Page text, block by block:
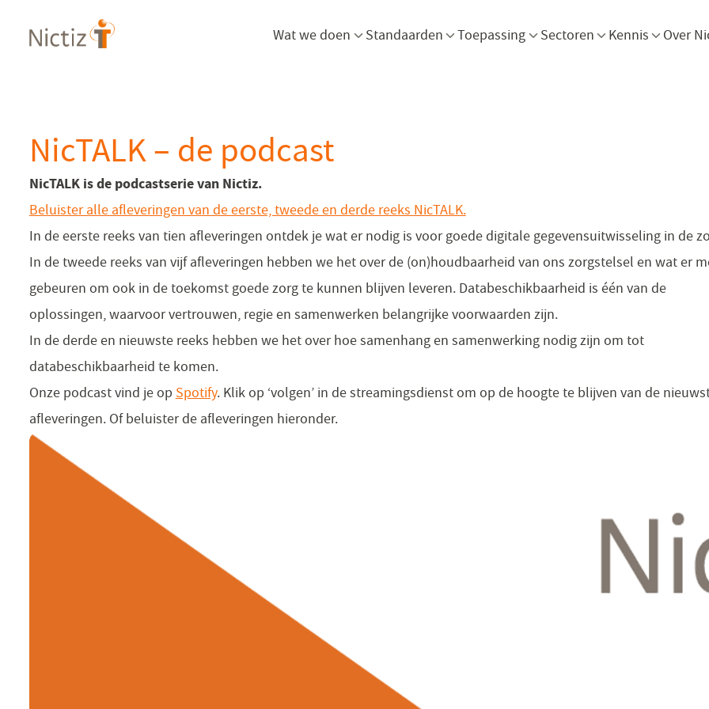
en
Wat we doen Menu openen
Standaarden Menu openen
Toepassing Menu openen
Sectoren Menu openen
Kennis Over
NicTALK – de podcast
NicTALK is de podcastserie van Nictiz.
Beluister alle afleveringen van de eerste, tweede en derde reeks NicTALK.(opent
in
een
nieuw
venster)
In de eerste reeks van tien afleveringen ontdek je wat er nodig is voor goede digitale gegevensuitwisseling in de
In de tweede reeks van vijf afleveringen hebben we het over de (on)houdbaarheid van ons zorgstelsel en wat er
gebeuren om ook in de toekomst goede zorg te kunnen blijven leveren. Databeschikbaarheid is één van de
oplossingen, waarvoor vertrouwen, regie en samenwerken belangrijke voorwaarden zijn.
In de derde en nieuwste reeks hebben we het over hoe samenhang en samenwerking nodig zijn om tot
databeschikbaarheid te komen.
Onze podcast vind je op Spotify(opent
in
. Klik op ‘volgen’ in de streamingsdienst om op de hoogte te blijven van de
afleveringen. Of beluister de afleveringen hieronder.